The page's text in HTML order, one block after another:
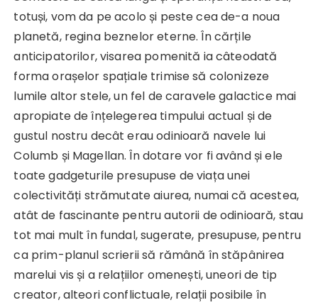
totuși, vom da pe acolo și peste cea de-a noua
planetă, regina beznelor eterne. În cărțile
anticipatorilor, visarea pomenită ia câteodată
forma orașelor spațiale trimise să colonizeze
lumile altor stele, un fel de caravele galactice mai
apropiate de înțelegerea timpului actual și de
gustul nostru decât erau odinioară navele lui
Columb și Magellan. În dotare vor fi având și ele
toate gadgeturile presupuse de viața unei
colectivități strămutate aiurea, numai că acestea,
atât de fascinante pentru autorii de odinioară, stau
tot mai mult în fundal, sugerate, presupuse, pentru
ca prim-planul scrierii să rămână în stăpânirea
marelui vis și a relațiilor omenești, uneori de tip
creator, alteori conflictuale, relații posibile în